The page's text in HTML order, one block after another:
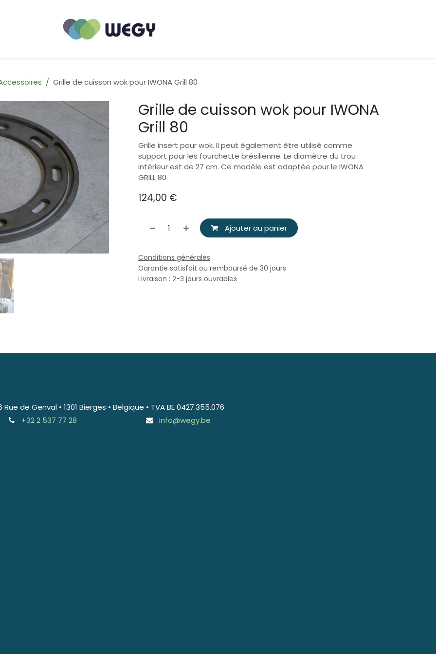
Grille de cuisson wok pour IWONA Grill 80
Grille de cuisson wok pour IWONA
Grill 80
Grille insert pour wok. Il peut également être utilisé comme
support pour les fourchette brésilienne. Le diamètre du trou
intérieur est de 27 cm. Ce modèle est adaptée pour le IWONA
GRILL 80
124,00 €
Ajouter au panier
Conditions générales
Garantie satisfait ou remboursé de 30 jours
Livraison : 2-3 jours ouvrables
Rue de Genval • 1301 Bierges • Belgique • TVA BE 0427.355.076
+32 2 537 77 28
info@wegy.be